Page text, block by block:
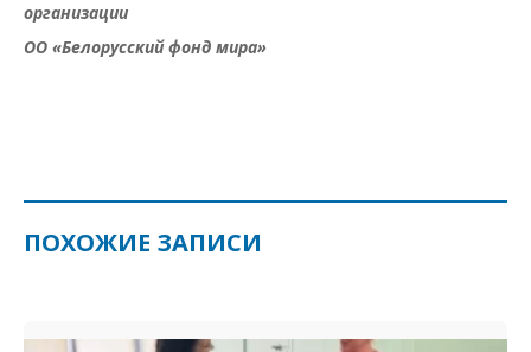
организации
ОО «Белорусский фонд мира»
ПОХОЖИЕ ЗАПИСИ